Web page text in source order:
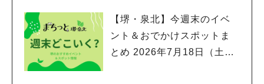
【堺・泉北】今週末のイベ
ント＆おでかけスポットま
とめ 2026年7月18日（土）